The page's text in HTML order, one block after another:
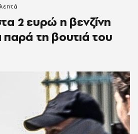
2 ευρώ η βενζίνη
τη βουτιά του